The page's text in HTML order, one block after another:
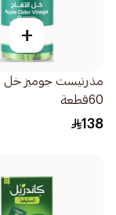
+
مذرنيست جوميز خل
60قطعة
138